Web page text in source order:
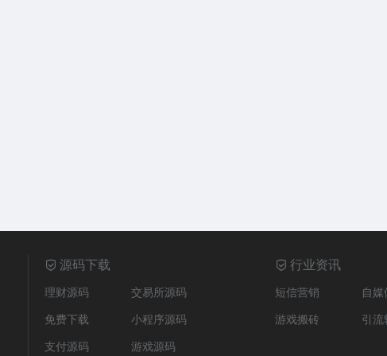
源码下载
理财源码
交易所源码
免费下载
小程序源码
支付源码
游戏源码
行业资讯
短信营销
自
游戏搬砖
引流